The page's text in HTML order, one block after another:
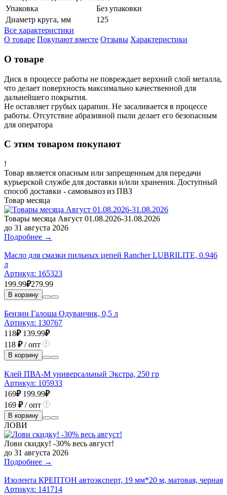
Упаковка
Без упаковки
Диаметр круга, мм
125
Все характеристики
О товаре Покупают вместе Отзывы Характеристики
О товаре
Диск в процессе работы не повреждает верхний слой металла,
что делает поверхность максимально качественной для
дальнейшего покрытия.
Не оставляет грубых царапин. Не засаливается в процессе
работы. Отсутствие абразивной пыли делает его безопасным
для оператора
С этим товаром покупают
!
Товар является опасным или запрещенным для передачи
курьерской службе для доставки и/или хранения. Доступный
способ доставки - самовывоз из ПВЗ
Товар месяца
Товары месяца Август 01.08.2026-31.08.2026
до 31 августа 2026
Подробнее →
Масло для смазки пильных цепей Rancher LUBRILITE, 0.946
л
Артикул: 165323
199.99₽279.99
В корзину
Бензин Галоша Одуванчик, 0,5 л
Артикул: 130767
118₽ 139.99₽
118 ₽/ опт
В корзину
Клей ПВА-М универсальный Экстра, 250 гр
Артикул: 105933
169₽ 199.99₽
169 ₽/ опт
В корзину
ЛОВИ
Лови скидку! -30% весь август!
до 31 августа 2026
Подробнее →
Изолента КРЕПТОН автоэксперт, 19 мм*20 м, матовая, черная
Артикул: 141714